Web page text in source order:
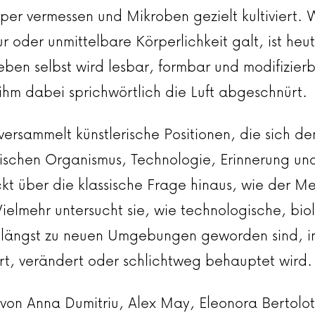
vermessen und Mikroben gezielt kultiviert.
oder unmittelbare Körperlichkeit galt, ist
selbst wird lesbar, formbar und
dabei sprichwörtlich die Luft abgeschnürt.
künstlerische Positionen, die sich
Organismus, Technologie, Erinnerung
über die klassische Frage hinaus, wie der
untersucht sie, wie technologische,
zu neuen Umgebungen geworden sind,
verändert oder schlichtweg behauptet wird.
Anna Dumitriu, Alex May, Eleonora